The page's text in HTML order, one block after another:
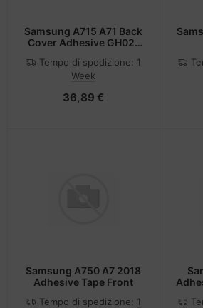
Samsung A715 A71 Back
Cover Adhesive GH02-
Tempo di spedizione: 1
Week
36,89 €
Samsung A750 A7 2018
Adhesive Tape Front
Tempo di spedizione: 1